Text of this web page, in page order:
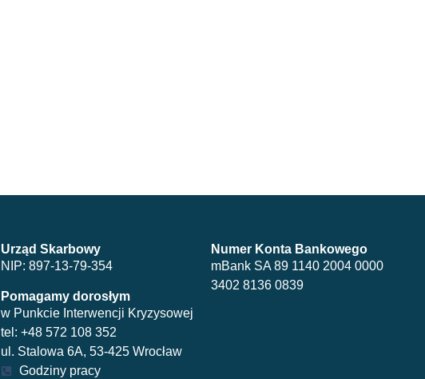
Urząd Skarbowy
NIP: 897-13-79-354
Pomagamy dorosłym
w Punkcie Interwencji Kryzysowej
tel: +48 572 108 352
ul. Stalowa 6A, 53-425 Wrocław
Godziny pracy
Numer Konta Bankowego
mBank SA 89 1140 2004 0000
3402 8136 0839